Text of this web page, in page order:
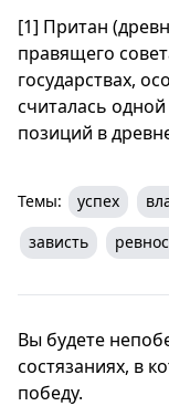
[1] Притан
правящего
государствах,
считалась
позиций в
Темы: успех
зависть
Вы будете
состязаниях, в
победу.